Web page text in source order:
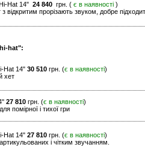
Hat 14" 24 840 грн. ( є в наявності )
відкритим прорізають звуком, добре
hat":
Hat 14" 30 510 грн. (є в наявності)
хет
27 810 грн. (є в наявності)
помірної і тихої гри
Hat 14" 27 810 грн. (є в наявності)
і чітким звучанням.